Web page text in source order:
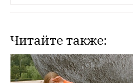
Читайте также: